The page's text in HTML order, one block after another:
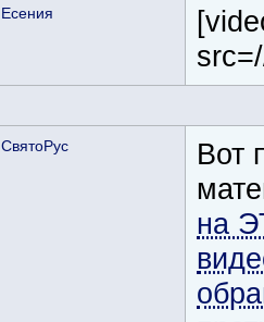
Есения
СвятоРус
Вот
на